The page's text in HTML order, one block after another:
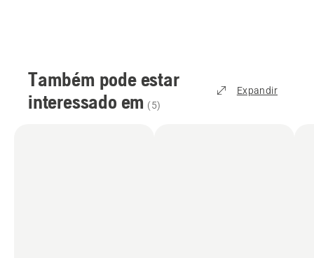
Também pode estar
interessado em (5)
Expandir